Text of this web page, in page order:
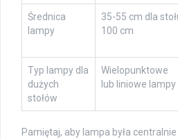
Średnica
lampy
35-55 cm dla
100 cm
Typ lampy dla
dużych
stołów
Wielopunktowe
lub liniowe lampy
Pamiętaj, aby lampa była